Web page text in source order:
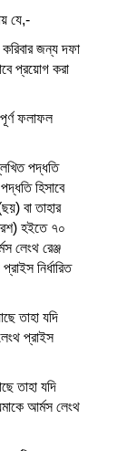
যে,-
জন্য দফা
প্রয়োগ করা
ফলাফল
পদ্ধতি
হিসাবে
বা তাহার
হইতে ৭০
লেংথ রেঞ্জ
নির্ধারিত
তাহা যদি
প্রাইস
তাহা যদি
আর্মস লেংথ